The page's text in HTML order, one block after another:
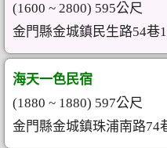
(1600 ~ 2800) 595公尺
金門縣金城鎮民生路54巷
海天一色民宿
(1880 ~ 1880) 597公尺
金門縣金城鎮珠浦南路74